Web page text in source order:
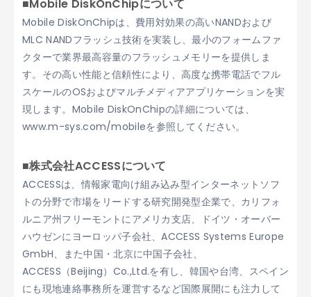
■Mobile DiskOnChipについて
Mobile DiskOnChipは、費用対効果の高いNANDおよび
MLC NANDフラッシュ技術を実装し、最小のフォームファ
クターで業界最高容量のフラッシュメモリーを提供しま
す。その高い性能と信頼性により、高度な携帯電話でフル
スケールのOSおよびマルチメディアアプリケーションを実
現します。Mobile DiskOnChipの詳細については、
www.m-sys.com/mobileを参照してください。
■株式会社ACCESSについて
ACCESSは、情報家電向け組み込み型インターネットソフ
トの分野で市場をリードする研究開発型企業で、カリフォ
ルニア州フリーモントにアメリカ支店、ドイツ・オーバー
ハウゼンにヨーロッパ子会社、ACCESS Systems Europe
GmbH、また中国・北京に中国子会社、
ACCESS（Beijing）Co.,Ltd.を有し、韓国や台湾、スペイン
にも現地連絡事務所を運営するなど国際展開にも注力して